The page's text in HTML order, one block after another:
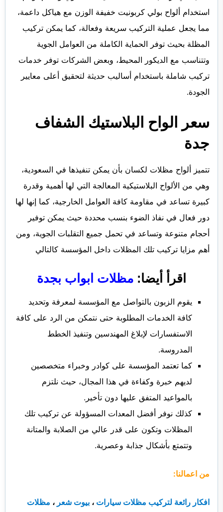
استخدام ألواح بولي كربونيت خفيفة الوزن مع هياكل داعمة،
مما يجعل عملية التركيب سريعة وفعالة، كما يمكن تركيب
المظلة بحيث توفر الحماية الكاملة من العوامل الجوية
وتتناسب مع الديكور المحيط، وبعض الشركات توفر خدمات
تركيب شاملة باستخدام أساليب حديثة لتحقيق أعلى معايير
الجودة.
سعر الواح البلاستيك الشفاف
جدة
تتميز ألواح مظلات لكسان بأن يمكن تنفيذها في السعودية،
وهي من الألواح البلاستيكية المعالجة التي لها أهمية وقدرة
كبيرة تساعد في مقاومة كافة العوامل الخارجية، كما إنها لها
دور فعال في نفاذ الضوء بنسب محددة حيث يمكن توفير
أحجام متنوعة وتساعد في تحمل جميع التقلبات الجوية، ومن
أهم مزايا تركيب تلك المظلات داخل المؤسسة كالتالي
اقرأ أيضا: مظلات ابواب بجدة
يقوم الزبون بالتواصل مع المؤسسة لمعرفة وتحديد
كافة الخدمات المطلوبة حتى نتمكن من الرد على كافة
الاستفسارات لإبلاغ المهندسين وتنفيذ الخطط
المدروسة.
كما تعتمد المؤسسة على كوادر وخبراء متخصصين
لديهم خبرة وكفاءة في هذا المجال، حيث نلتزم
بالمواعيد المتفق عليها دون تأخير.
كذلك نوفر أفضل المعدات المسؤولة عن تركيب تلك
المظلات وتكون على قدر عالي من الصلابة والمتانة
وتتمتع بأشكال جذابة وعصرية.
من اعمالنا:
افكار رائعة لتركيب مظلات سيارات ، بيوت شعر ، مظلات